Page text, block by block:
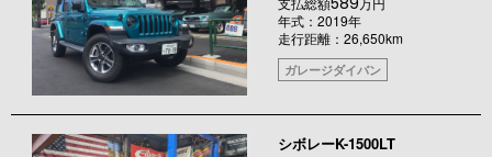
年式：2019年
走行距離：26,650km
ガレージダイバン
シボレーK-1500LT